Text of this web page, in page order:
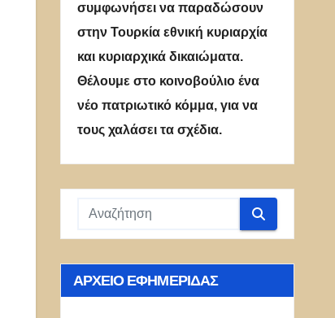
συμφωνήσει να παραδώσουν
στην Τουρκία εθνική κυριαρχία
και κυριαρχικά δικαιώματα.
Θέλουμε στο κοινοβούλιο ένα
νέο πατριωτικό κόμμα, για να
τους χαλάσει τα σχέδια.
ΑΡΧΕΊΟ ΕΦΗΜΕΡΊΔΑΣ